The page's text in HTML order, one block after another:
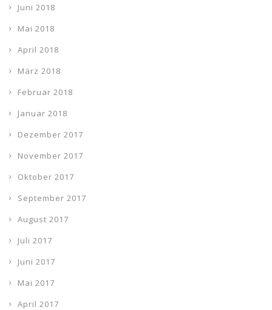
Juni 2018
Mai 2018
April 2018
März 2018
Februar 2018
Januar 2018
Dezember 2017
November 2017
Oktober 2017
September 2017
August 2017
Juli 2017
Juni 2017
Mai 2017
April 2017